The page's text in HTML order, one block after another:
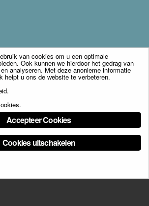
Huis Weert B.V. - webdesign:
van cookies om u een optimale
Ook kunnen we hierdoor het gedrag van
analyseren. Met deze anonieme informatie
helpt u ons de website te verbeteren.
.
.
Accepteer Cookies
Cookies uitschakelen